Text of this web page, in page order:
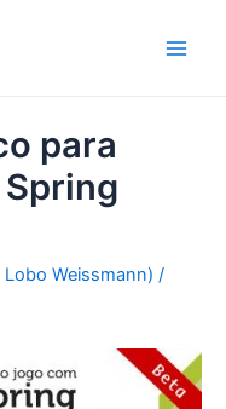
para
Weissmann) /